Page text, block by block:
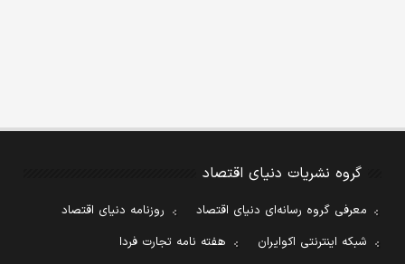
گروه نشریات دنیای اقتصاد
معرفی گروه رسانه‌ای دنیای اقتصاد
روزنامه دنیای اقتصاد
شبکه اینترنتی اکوایران
هفته نامه تجارت فردا